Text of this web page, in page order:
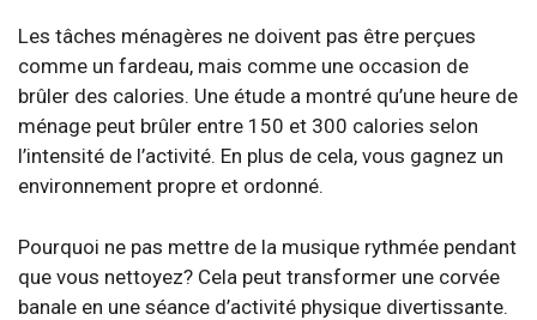
Les tâches ménagères ne doivent pas être perçues
comme un fardeau, mais comme une occasion de
brûler des calories. Une étude a montré qu’une heure de
ménage peut brûler entre 150 et 300 calories selon
l’intensité de l’activité. En plus de cela, vous gagnez un
environnement propre et ordonné.
Pourquoi ne pas mettre de la musique rythmée pendant
que vous nettoyez? Cela peut transformer une corvée
banale en une séance d’activité physique divertissante.